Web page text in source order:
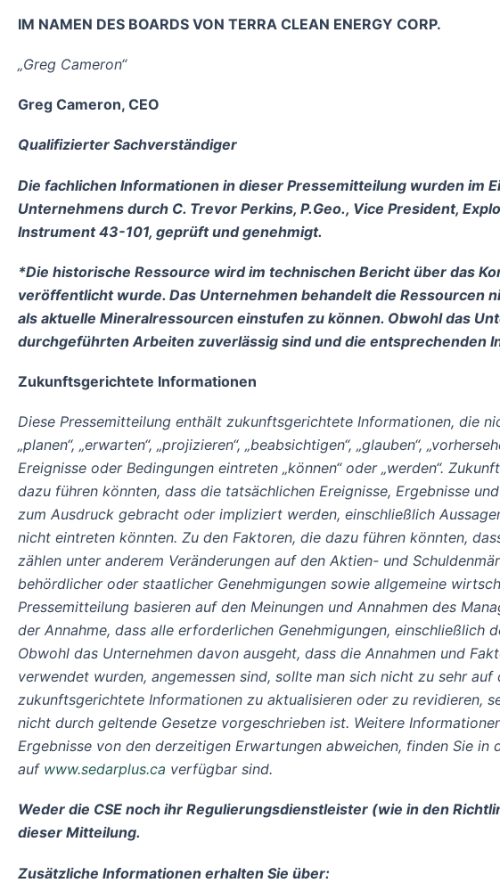
IM NAMEN DES BOARDS VON TERRA CLEAN ENERGY CORP.
„Greg Cameron“
Greg Cameron, CEO
Qualifizierter Sachverständiger
Die fachlichen Informationen in dieser Pressemitteilung wurden im
Unternehmens durch C. Trevor Perkins, P.Geo., Vice President,
Instrument 43-101, geprüft und genehmigt.
*Die historische Ressource wird im technischen Bericht über das
veröffentlicht wurde. Das Unternehmen behandelt die Ressourcen
als aktuelle Mineralressourcen einstufen zu können. Obwohl das
durchgeführten Arbeiten zuverlässig sind und die entsprechenden
Zukunftsgerichtete Informationen
Diese Pressemitteilung enthält zukunftsgerichtete Informationen, die
„planen“, „erwarten“, „projizieren“, „beabsichtigen“, „glauben“,
Ereignisse oder Bedingungen eintreten „können“ oder „werden“.
dazu führen könnten, dass die tatsächlichen Ereignisse, Ergebnisse
zum Ausdruck gebracht oder impliziert werden, einschließlich
nicht eintreten könnten. Zu den Faktoren, die dazu führen könnten,
zählen unter anderem Veränderungen auf den Aktien- und
behördlicher oder staatlicher Genehmigungen sowie allgemeine
Pressemitteilung basieren auf den Meinungen und Annahmen des
der Annahme, dass alle erforderlichen Genehmigungen,
Obwohl das Unternehmen davon ausgeht, dass die Annahmen und
verwendet wurden, angemessen sind, sollte man sich nicht zu sehr
zukunftsgerichtete Informationen zu aktualisieren oder zu revidieren,
nicht durch geltende Gesetze vorgeschrieben ist. Weitere
Ergebnisse von den derzeitigen Erwartungen abweichen, finden Sie
auf www.sedarplus.ca verfügbar sind.
Weder die CSE noch ihr Regulierungsdienstleister (wie in den
dieser Mitteilung.
Zusätzliche Informationen erhalten Sie über: